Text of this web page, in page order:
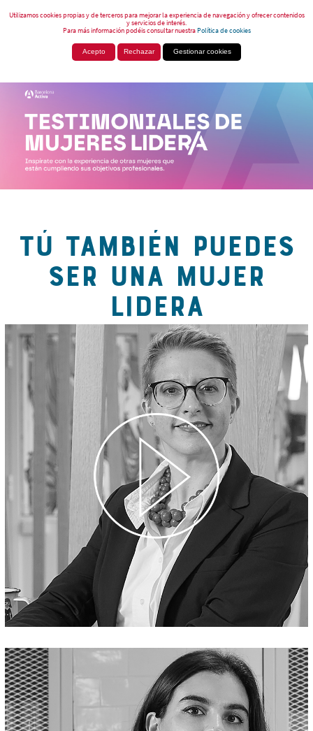
Utilizamos cookies propias y de terceros para mejorar la experiencia de navegación y ofrecer contenidos
y servicios de interés.
Para más información podéis consultar nuestraPolítica de cookies
Acepto Rechazar Gestionar cookies
TÚ TAMBIÉN PUEDES
SER UNA MUJER
LIDERA